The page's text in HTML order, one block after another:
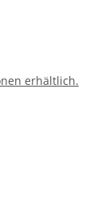
erhältlich.